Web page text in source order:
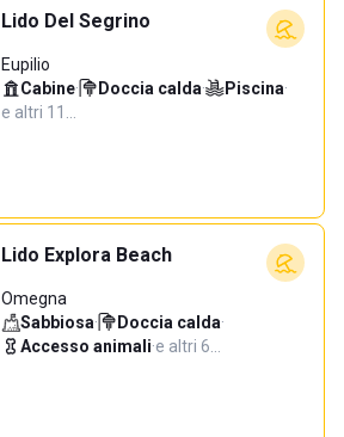
Lido Del Segrino
Eupilio
Cabine· Doccia calda· Piscina·
e altri 11…
Lido Explora Beach
Omegna
Sabbiosa· Doccia calda·
Accesso animali·e altri 6…